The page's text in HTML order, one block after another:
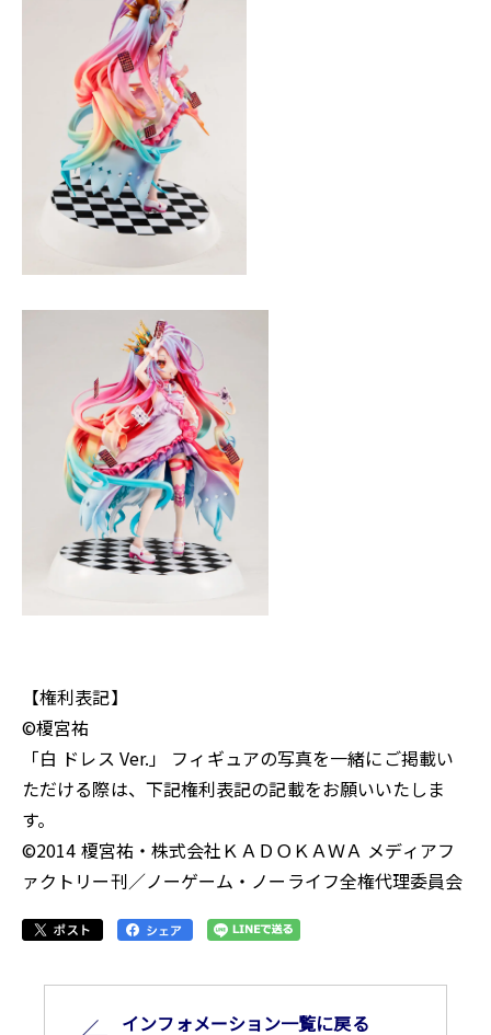
【権利表記】
©榎宮祐
「白 ドレス Ver.」 フィギュアの写真を一緒にご掲載い
ただける際は、下記権利表記の記載をお願いいたしま
す。
©2014 榎宮祐・株式会社ＫＡＤＯＫＡＷＡ メディアフ
ァクトリー刊／ノーゲーム・ノーライフ全権代理委員会
インフォメーション⼀覧に戻る